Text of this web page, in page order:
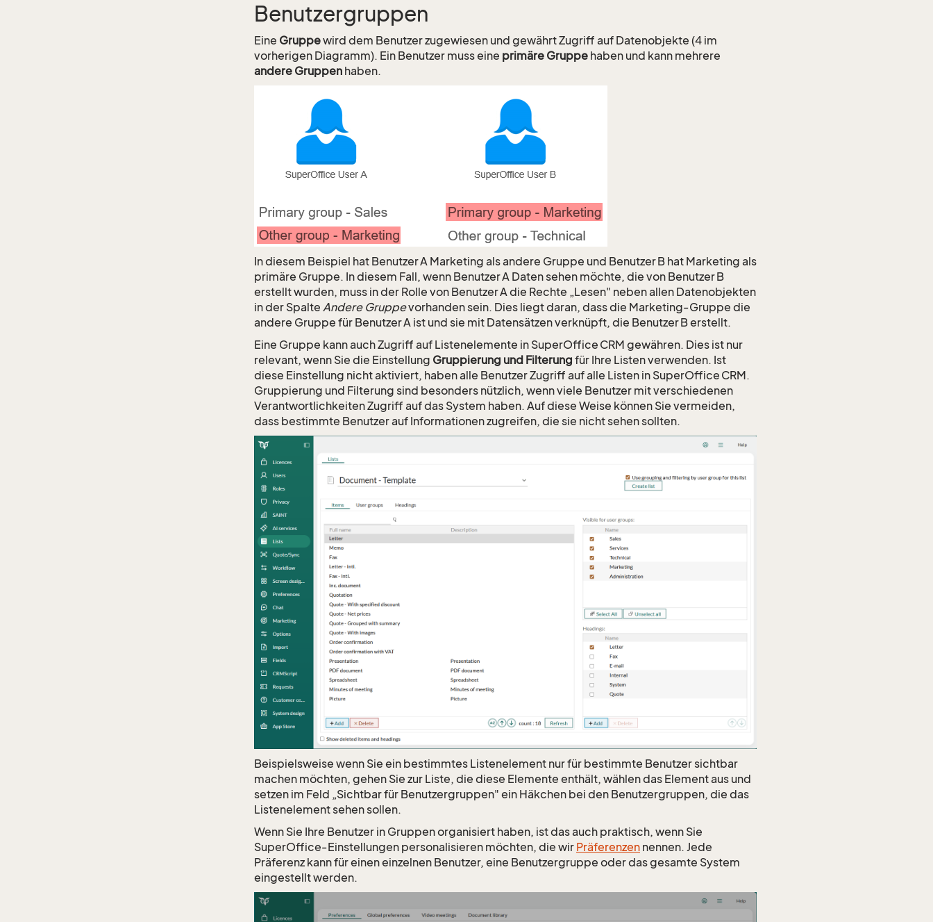
Benutzergruppen
Eine Gruppewird dem Benutzer zugewiesen und gewährt Zugriff auf Datenobjekte (4 im
vorherigen Diagramm). Ein Benutzer muss eine primäre Gruppe haben und kann mehrere
andere Gruppen haben.
In diesem Beispiel hat Benutzer A Marketing als andere Gruppe und Benutzer B hat Marketing als
primäre Gruppe. In diesem Fall, wenn Benutzer A Daten sehen möchte, die von Benutzer B
erstellt wurden, muss in der Rolle von Benutzer A die Rechte „Lesen" neben allen Datenobjekten
in der Spalte Andere Gruppevorhanden sein. Dies liegt daran, dass die Marketing‑Gruppe die
andere Gruppe für Benutzer A ist und sie mit Datensätzen verknüpft, die Benutzer B erstellt.
Eine Gruppe kann auch Zugriff auf Listenelemente in SuperOffice CRM gewähren. Dies ist nur
relevant, wenn Sie die Einstellung Gruppierung und Filterung für Ihre Listen verwenden. Ist
diese Einstellung nicht aktiviert, haben alle Benutzer Zugriff auf alle Listen in SuperOffice CRM.
Gruppierung und Filterung sind besonders nützlich, wenn viele Benutzer mit verschiedenen
Verantwortlichkeiten Zugriff auf das System haben. Auf diese Weise können Sie vermeiden,
dass bestimmte Benutzer auf Informationen zugreifen, die sie nicht sehen sollten.
Beispielsweise wenn Sie ein bestimmtes Listenelement nur für bestimmte Benutzer sichtbar
machen möchten, gehen Sie zur Liste, die diese Elemente enthält, wählen das Element aus und
setzen im Feld „Sichtbar für Benutzergruppen" ein Häkchen bei den Benutzergruppen, die das
Listenelement sehen sollen.
Wenn Sie Ihre Benutzer in Gruppen organisiert haben, ist das auch praktisch, wenn Sie
SuperOffice‑Einstellungen personalisieren möchten, die wir Präferenzen nennen. Jede
Präferenz kann für einen einzelnen Benutzer, eine Benutzergruppe oder das gesamte System
eingestellt werden.